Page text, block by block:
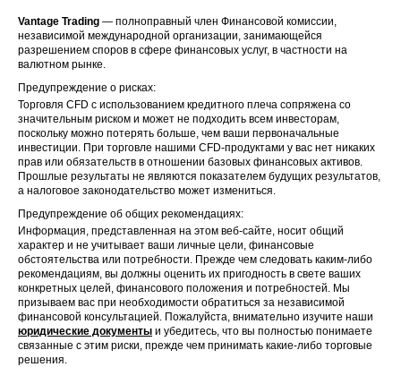
Vantage Trading — полноправный член Финансовой комиссии,
независимой международной организации, занимающейся
разрешением споров в сфере финансовых услуг, в частности на
валютном рынке.
Предупреждение о рисках:
Торговля CFD с использованием кредитного плеча сопряжена со
значительным риском и может не подходить всем инвесторам,
поскольку можно потерять больше, чем ваши первоначальные
инвестиции. При торговле нашими CFD-продуктами у вас нет никаких
прав или обязательств в отношении базовых финансовых активов.
Прошлые результаты не являются показателем будущих результатов,
а налоговое законодательство может измениться.
Предупреждение об общих рекомендациях:
Информация, представленная на этом веб-сайте, носит общий
характер и не учитывает ваши личные цели, финансовые
обстоятельства или потребности. Прежде чем следовать каким-либо
рекомендациям, вы должны оценить их пригодность в свете ваших
конкретных целей, финансового положения и потребностей. Мы
призываем вас при необходимости обратиться за независимой
финансовой консультацией. Пожалуйста, внимательно изучите наши
юридические документы и убедитесь, что вы полностью понимаете
связанные с этим риски, прежде чем принимать какие-либо торговые
решения.